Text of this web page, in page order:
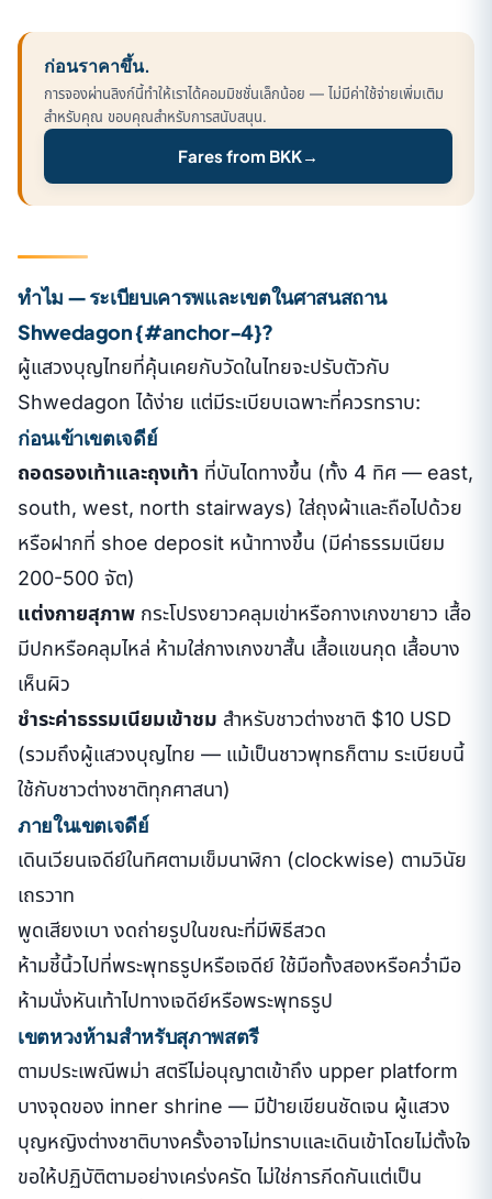
ก่อนราคาขึ้น.
การจองผ่านลิงก์นี้ทำให้เราได้คอมมิชชั่นเล็กน้อย — ไม่มีค่าใช้จ่ายเพิ่มเติม
สำหรับคุณ ขอบคุณสำหรับการสนับสนุน.
Fares from BKK→
ทำไม — ระเบียบเคารพและเขตในศาสนสถาน
Shwedagon {#anchor-4}?
ผู้แสวงบุญไทยที่คุ้นเคยกับวัดในไทยจะปรับตัวกับ
Shwedagon ได้ง่าย แต่มีระเบียบเฉพาะที่ควรทราบ:
ก่อนเข้าเขตเจดีย์
ถอดรองเท้าและถุงเท้า ที่บันไดทางขึ้น (ทั้ง 4 ทิศ — east,
south, west, north stairways) ใส่ถุงผ้าและถือไปด้วย
หรือฝากที่ shoe deposit หน้าทางขึ้น (มีค่าธรรมเนียม
200-500 จัต)
แต่งกายสุภาพ กระโปรงยาวคลุมเข่าหรือกางเกงขายาว เสื้อ
มีปกหรือคลุมไหล่ ห้ามใส่กางเกงขาสั้น เสื้อแขนกุด เสื้อบาง
เห็นผิว
ชำระค่าธรรมเนียมเข้าชม สำหรับชาวต่างชาติ $10 USD
(รวมถึงผู้แสวงบุญไทย — แม้เป็นชาวพุทธก็ตาม ระเบียบนี้
ใช้กับชาวต่างชาติทุกศาสนา)
ภายในเขตเจดีย์
เดินเวียนเจดีย์ในทิศตามเข็มนาฬิกา (clockwise) ตามวินัย
เถรวาท
พูดเสียงเบา งดถ่ายรูปในขณะที่มีพิธีสวด
ห้ามชี้นิ้วไปที่พระพุทธรูปหรือเจดีย์ ใช้มือทั้งสองหรือคว่ำมือ
ห้ามนั่งหันเท้าไปทางเจดีย์หรือพระพุทธรูป
เขตหวงห้ามสำหรับสุภาพสตรี
ตามประเพณีพม่า สตรีไม่อนุญาตเข้าถึง upper platform
บางจุดของ inner shrine — มีป้ายเขียนชัดเจน ผู้แสวง
บุญหญิงต่างชาติบางครั้งอาจไม่ทราบและเดินเข้าโดยไม่ตั้งใจ
ขอให้ปฏิบัติตามอย่างเคร่งครัด ไม่ใช่การกีดกันแต่เป็น